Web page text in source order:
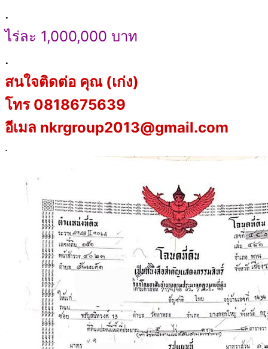
.
ไร่ละ 1,000,000 บาท
.
สนใจติดต่อ คุณ (เก่ง)
โทร 0818675639
อีเมล nkrgroup2013@gmail.com
.